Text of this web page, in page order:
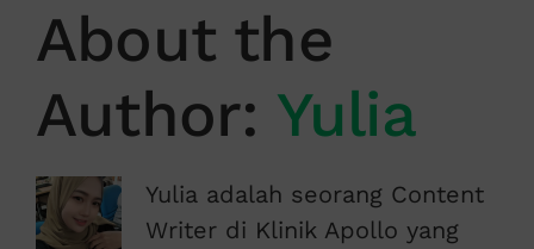
About the
Author: Yulia
Yulia adalah seorang Content
Writer di Klinik Apollo yang